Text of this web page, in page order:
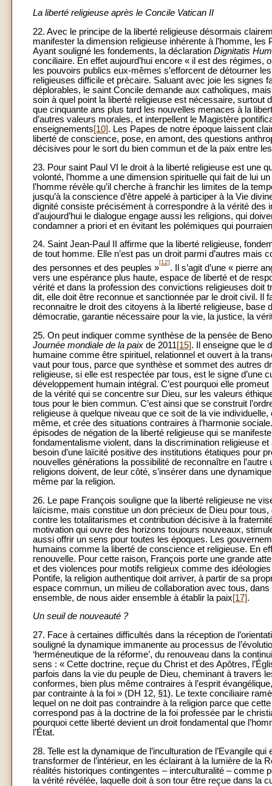
La liberté religieuse après le Concile Vatican II
22. Avec le principe de la liberté religieuse désormais
manifester la dimension religieuse inhérente à l’homme,
Ayant souligné les fondements, la déclaration Dignitatis
conciliaire. En effet aujourd’hui encore « il est des
les pouvoirs publics eux-mêmes s’efforcent de détourner
religieuses difficile et précaire. Saluant avec joie les signes
déplorables, le saint Concile demande aux catholiques,
soin à quel point la liberté religieuse est nécessaire, surtout
que cinquante ans plus tard les nouvelles menaces à la
d’autres valeurs morales, et interpellent le Magistère
enseignements[10]. Les Papes de notre époque laissent
liberté de conscience, pose, en amont, des questions
décisives pour le sort du bien commun et de la paix entre
23. Pour saint Paul VI le droit à la liberté religieuse est une
volonté, l’homme a une dimension spirituelle qui fait de lui
l’homme révèle qu’il cherche à franchir les limites de la
jusqu’à la conscience d’être appelé à participer à la Vie
dignité consiste précisément à correspondre à la vérité
d’aujourd’hui le dialogue engage aussi les religions, qui
condamner a priori et en évitant les polémiques qui
24. Saint Jean-Paul II affirme que la liberté religieuse,
de tout homme. Elle n’est pas un droit parmi d’autres mais
des personnes et des peuples »
[12]
. Il s’agit d’une « pierre
vers une espérance plus haute, espace de liberté et de
vérité et dans la profession des convictions religieuses doit
dit, elle doit être reconnue et sanctionnée par le droit civil. Il
reconnaitre le droit des citoyens à la liberté religieuse, base
démocratie, garantie nécessaire pour la vie, la justice, la
25. On peut indiquer comme synthèse de la pensée de
Journée mondiale de la paix de 2011[15]. Il enseigne que le
humaine comme être spirituel, relationnel et ouvert à la
vaut pour tous, parce que synthèse et sommet des autres
religieuse, si elle est respectée par tous, est le signe d’une
développement humain intégral. C’est pourquoi elle
de la vérité qui se concentre sur Dieu, sur les valeurs
tous pour le bien commun. C’est ainsi que se construit
religieuse à quelque niveau que ce soit de la vie
même, et crée des situations contraires à l’harmonie
épisodes de négation de la liberté religieuse qui se
fondamentalisme violent, dans la discrimination religieuse
besoin d’une laïcité positive des institutions étatiques pour
nouvelles générations la possibilité de reconnaître en
religions doivent, de leur côté, s’insérer dans une
même par la religion.
26. Le pape François souligne que la liberté religieuse ne
laïcisme, mais constitue un don précieux de Dieu pour
contre les totalitarismes et contribution décisive à la
motivation qui ouvre des horizons toujours nouveaux,
aussi offrir un sens pour toutes les époques. Les
humains comme la liberté de conscience et religieuse. En
renouvelle. Pour cette raison, François porte une grande
et des violences pour motifs religieux comme des
Pontife, la religion authentique doit arriver, à partir de sa
espace commun, un milieu de collaboration avec tous,
ensemble, de nous aider ensemble à établir la paix[17].
Un seuil de nouveauté ?
27. Face à certaines difficultés dans la réception de
souligné la dynamique immanente au processus de
‘herméneutique de la réforme’, du renouveau dans la
sens : « Cette doctrine, reçue du Christ et des Apôtres,
parfois dans la vie du peuple de Dieu, cheminant à travers
conformes, bien plus même contraires à l’esprit
par contrainte à la foi » (DH 12, §1). Le texte conciliaire
lequel on ne doit pas contraindre à la religion parce que
correspond pas à la doctrine de la foi professée par le
pourquoi cette liberté devient un droit fondamental que
l’État.
28. Telle est la dynamique de l’inculturation de l’Evangile
transformer de l’intérieur, en les éclairant à la lumière de la
réalités historiques contingentes – interculturalité – comme
la vérité révélée, laquelle doit à son tour être reçue dans la